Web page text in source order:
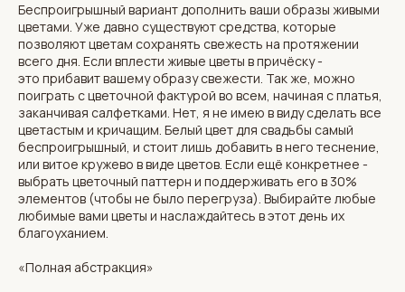
Беспроигрышный вариант дополнить ваши образы живыми
цветами. Уже давно существуют средства, которые
позволяют цветам сохранять свежесть на протяжении
всего дня. Если вплести живые цветы в причёску -
это прибавит вашему образу свежести. Так же, можно
поиграть с цветочной фактурой во всем, начиная с платья,
заканчивая салфетками. Нет, я не имею в виду сделать все
цветастым и кричащим. Белый цвет для свадьбы самый
беспроигрышный, и стоит лишь добавить в него теснение,
или витое кружево в виде цветов. Если ещё конкретнее -
выбрать цветочный паттерн и поддерживать его в 30%
элементов (чтобы не было перегруза). Выбирайте любые
любимые вами цветы и наслаждайтесь в этот день их
благоуханием.
«Полная абстракция»